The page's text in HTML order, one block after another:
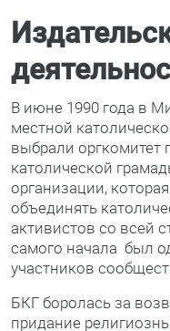
В июне 1990 года в
местной
выбрали
католической
организации,
объединять
активистов со всей
самого начала был
участников
БКГ боролась за
придание